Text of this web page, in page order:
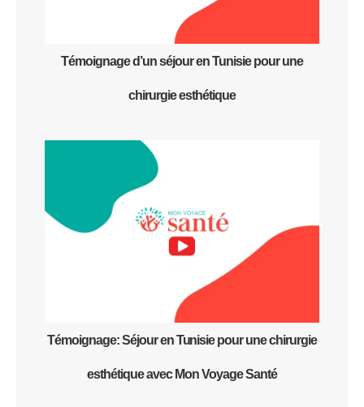
Témoignage d’un séjour en Tunisie pour une
chirurgie esthétique
Témoignage: Séjour en Tunisie pour une chirurgie
esthétique avec Mon Voyage Santé